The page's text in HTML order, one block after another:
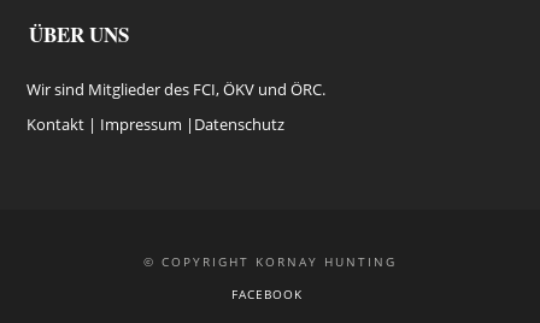
ÜBER UNS
Wir sind Mitglieder des FCI, ÖKV und ÖRC.
Kontakt | Impressum | Datenschutz
© COPYRIGHT KORNAY HUNTING
FACEBOOK